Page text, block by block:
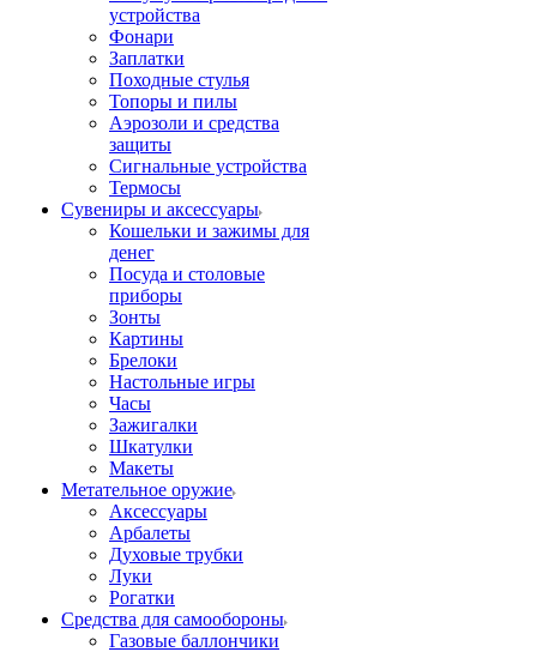
устройства
Фонари
Заплатки
Походные стулья
Топоры и пилы
Аэрозоли и средства
защиты
Сигнальные устройства
Термосы
Сувениры и аксессуары
Кошельки и зажимы для
денег
Посуда и столовые
приборы
Зонты
Картины
Брелоки
Настольные игры
Часы
Зажигалки
Шкатулки
Макеты
Метательное оружие
Аксессуары
Арбалеты
Духовые трубки
Луки
Рогатки
Средства для самообороны
Газовые баллончики